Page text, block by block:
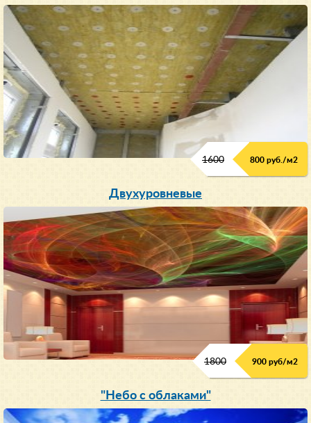
1600 800 руб./м2
Двухуровневые
1800 900 руб/м2
"Небо с облаками"